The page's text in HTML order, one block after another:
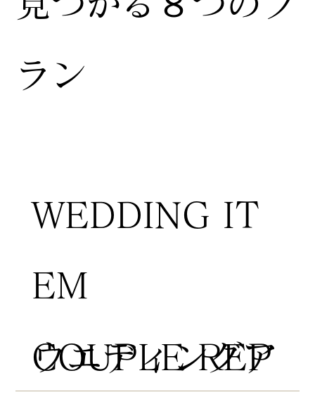
COUPLE REP
ラン
WEDDING IT
EM
​ウエディングア